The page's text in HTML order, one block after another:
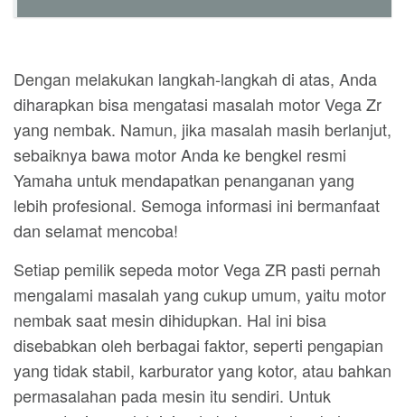
Dengan melakukan langkah-langkah di atas, Anda
diharapkan bisa mengatasi masalah motor Vega Zr
yang nembak. Namun, jika masalah masih berlanjut,
sebaiknya bawa motor Anda ke bengkel resmi
Yamaha untuk mendapatkan penanganan yang
lebih profesional. Semoga informasi ini bermanfaat
dan selamat mencoba!
Setiap pemilik sepeda motor Vega ZR pasti pernah
mengalami masalah yang cukup umum, yaitu motor
nembak saat mesin dihidupkan. Hal ini bisa
disebabkan oleh berbagai faktor, seperti pengapian
yang tidak stabil, karburator yang kotor, atau bahkan
permasalahan pada mesin itu sendiri. Untuk